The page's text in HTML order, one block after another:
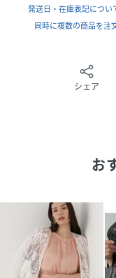
前を閉めてブラウ
透け感があるため
着丈がしっかりある
イントです◎
像のカラーが異なる
性別タイプ
原産国 日
発送日・在庫表記につい
同時に複数の商品を注
シェア
お